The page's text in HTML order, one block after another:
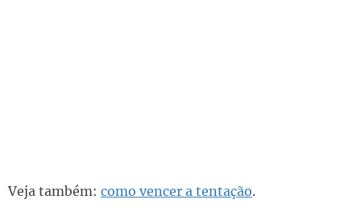
Veja também: como vencer a tentação.